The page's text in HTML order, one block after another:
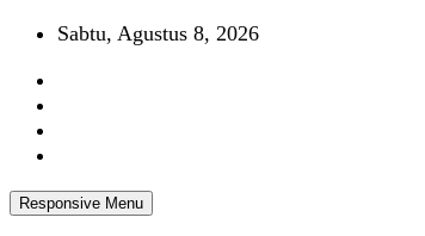
Skip
content
Sabtu, Agustus 8, 2026
Responsive Menu